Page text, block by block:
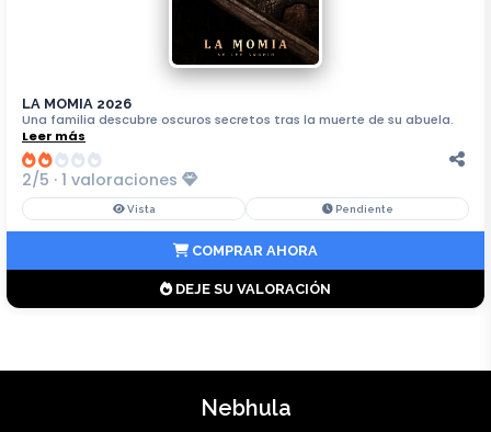
LA MOMIA 2026
Una familia descubre oscuros secretos tras la muerte de su abuela.
Leer más
2/5 · 1 valoraciones
Vista Pendiente
COMPRAR AHORA
DEJE SU VALORACIÓN
Nebhula